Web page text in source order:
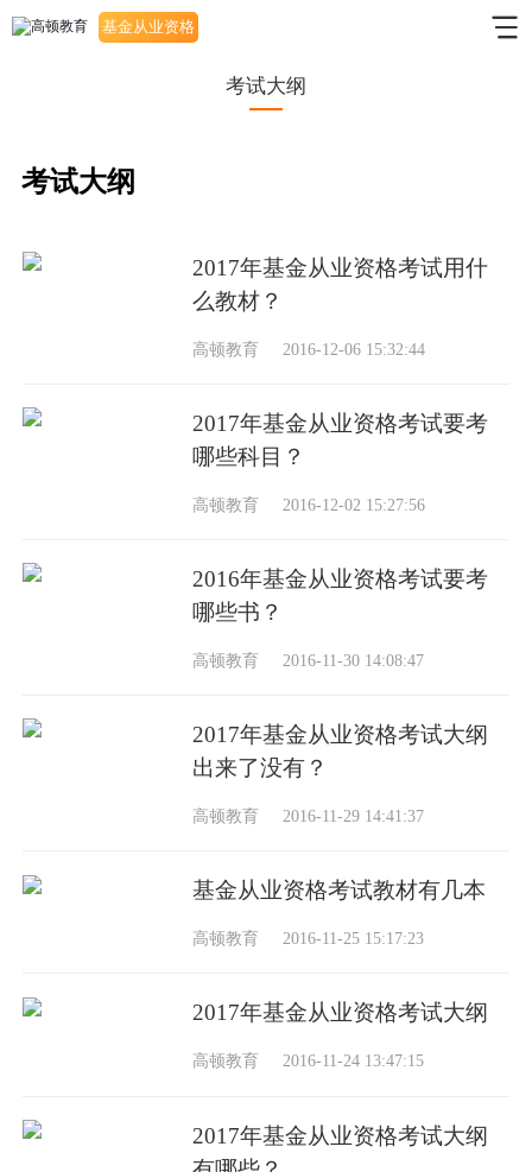
基金从业资格
考试大纲
考试大纲
2017年基金从业资格考试用什
么教材？
高顿教育 2016-12-06 15:32:44
2017年基金从业资格考试要考
哪些科目？
高顿教育 2016-12-02 15:27:56
2016年基金从业资格考试要考
哪些书？
高顿教育 2016-11-30 14:08:47
2017年基金从业资格考试大纲
出来了没有？
高顿教育 2016-11-29 14:41:37
基金从业资格考试教材有几本
高顿教育 2016-11-25 15:17:23
2017年基金从业资格考试大纲
高顿教育 2016-11-24 13:47:15
2017年基金从业资格考试大纲